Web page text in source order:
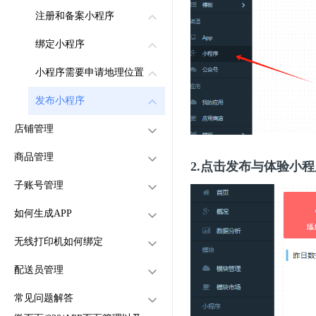
注册和备案小程序
绑定小程序
小程序需要申请地理位置
发布小程序
店铺管理
创建店铺（电脑PC端）
创建店铺（手机App端）
创建店铺自定义费用
创建店铺自定义优惠
店铺接单方式
店铺打折满减
商品管理
创建商品（电脑PC端）
创建商品（手机端）
商品属性怎么创建（电脑PC
端）
商品属性怎么创建（手机
端）
怎么设置商品打包费
子账号管理
子账号创建与管理
子账号角色权限
如何生成APP
商家APP如何生成
骑手端APP如何生成
客户端APP如何生成
无线打印机如何绑定
怎么绑定打印机（电脑PC
端）
怎么绑定打印机（手机APP
端）
配送员管理
如何创建配送员
常见问题解答
2.点击发布与体验小